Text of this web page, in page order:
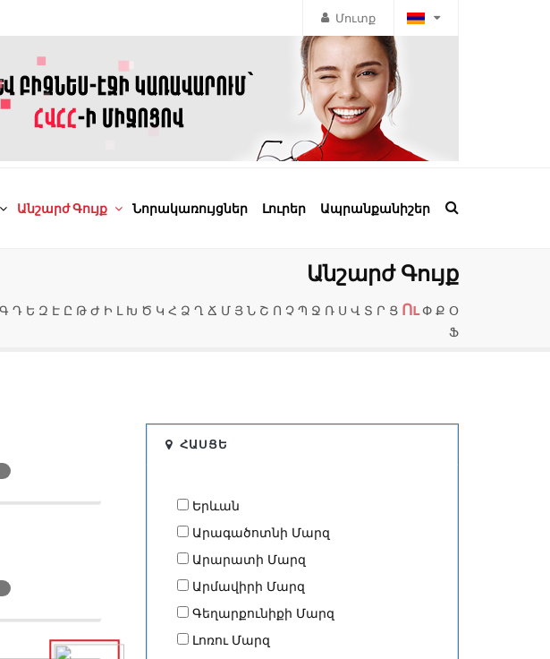
Մուտք
Անշարժ Գույք Նորակառույցներ Լուրեր Ապրանքանիշեր
Անշարժ Գույք
Գ Դ Ե Զ Է Ը Թ Ժ Ի Լ Խ Ծ Կ Հ Ձ Ղ Ճ Մ Յ Ն Շ Ո Չ Պ Ջ Ռ Ս Վ Տ Ր Ց Ու Փ Ք Օ
Ֆ
ՀԱՍՑԵ
Երևան
Արագածոտնի Մարզ
Արարատի Մարզ
Արմավիրի Մարզ
Գեղարքունիքի Մարզ
Լոռու Մարզ